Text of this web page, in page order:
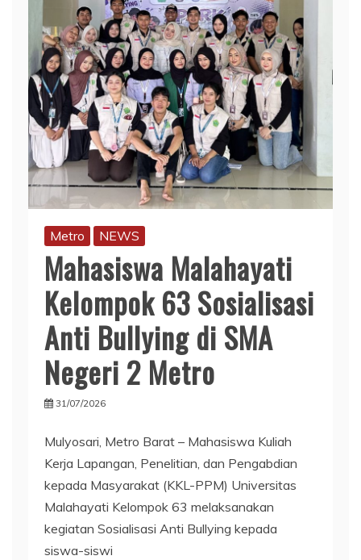
Metro NEWS
Mahasiswa Malahayati
Kelompok 63 Sosialisasi
Anti Bullying di SMA
Negeri 2 Metro
31/07/2026
Mulyosari, Metro Barat – Mahasiswa Kuliah
Kerja Lapangan, Penelitian, dan Pengabdian
kepada Masyarakat (KKL-PPM) Universitas
Malahayati Kelompok 63 melaksanakan
kegiatan Sosialisasi Anti Bullying kepada
siswa-siswi